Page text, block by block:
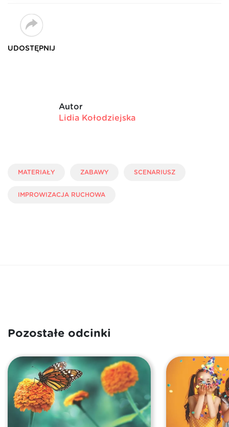
UDOSTĘPNIJ
Autor
Lidia Kołodziejska
MATERIAŁY ZABAWY SCENARIUSZ
IMPROWIZACJA RUCHOWA
Pozostałe odcinki